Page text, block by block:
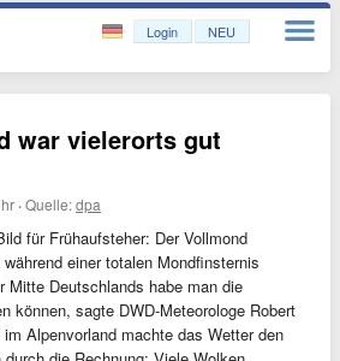
Login NEU
war vielerorts gut
·Quelle:dpa
für Frühaufsteher: Der Vollmond
einer totalen Mondfinsternis
Mitte Deutschlands habe man die
können, sagte DWD-Meteorologe Robert
Alpenvorland machte das Wetter den